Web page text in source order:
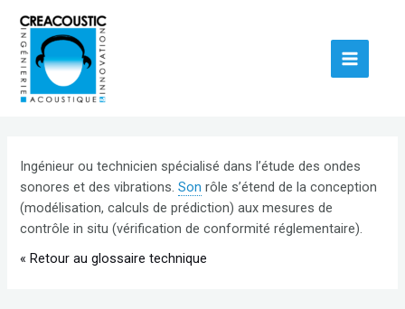
Ingénieur ou technicien spécialisé dans l’étude des ondes
sonores et des vibrations.Son rôle s’étend de la conception
(modélisation, calculs de prédiction) aux mesures de
contrôle in situ (vérification de conformité réglementaire).
« Retour au glossaire technique